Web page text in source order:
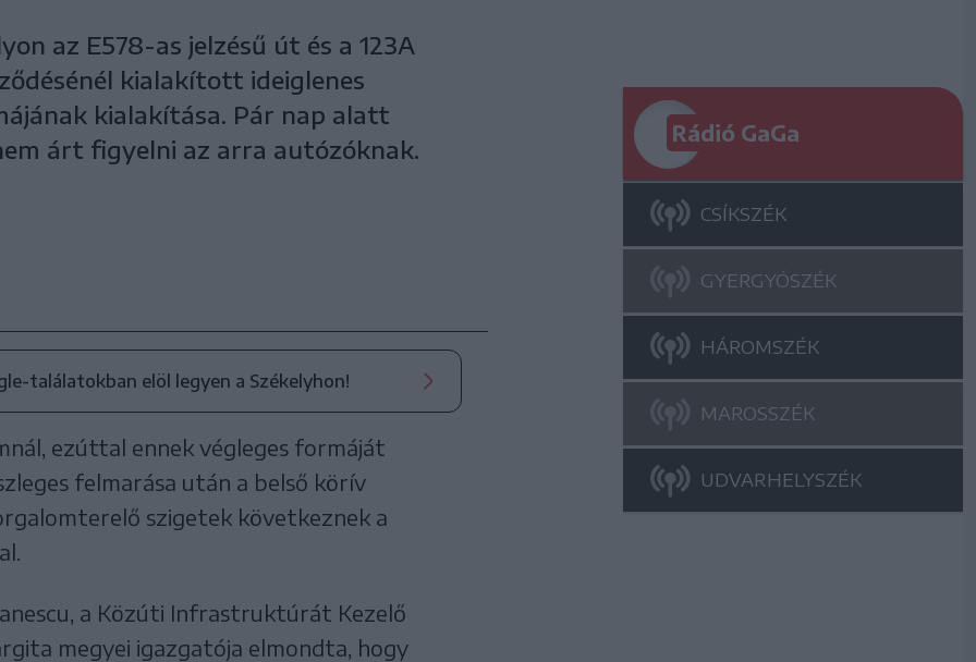
az E578-as jelzésű út és a 123A
kialakított ideiglenes
kialakítása. Pár nap alatt
árt figyelni az arra autózóknak.
találatokban elöl legyen a Székelyhon!
ezúttal ennek végleges formáját
felmarása után a belső körív
szigetek következnek a
a Közúti Infrastruktúrát Kezelő
megyei igazgatója elmondta, hogy
Rádió GaGa
CSÍKSZÉK
GYERGYÓSZÉK
HÁROMSZÉK
MAROSSZÉK
UDVARHELYSZÉK